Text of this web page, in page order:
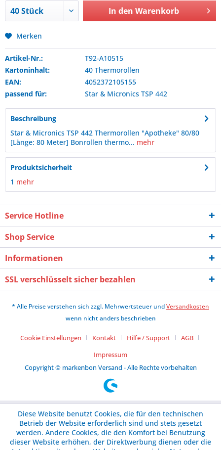
In den Warenkorb
Merken
Artikel-Nr.:
T92-A10515
Kartoninhalt:
40 Thermorollen
EAN:
4052372105155
passend für:
Star & Micronics TSP 442
Beschreibung
Star & Micronics TSP 442 Thermorollen "Apotheke" 80/80
[Länge: 80 Meter] Bonrollen thermo... mehr
Produktsicherheit
1 mehr
Service Hotline
Shop Service
Informationen
SSL verschlüsselt sicher bezahlen
* Alle Preise verstehen sich zzgl. Mehrwertsteuer undVersandkosten
wenn nicht anders beschrieben
Cookie Einstellungen Kontakt Hilfe / Support
AGB
Impressum
Copyright © markenbon Versand - Alle Rechte vorbehalten
Diese Website benutzt Cookies, die für den technischen
Betrieb der Website erforderlich sind und stets gesetzt
werden. Andere Cookies, die den Komfort bei Benutzung
dieser Website erhöhen, der Direktwerbung dienen oder die